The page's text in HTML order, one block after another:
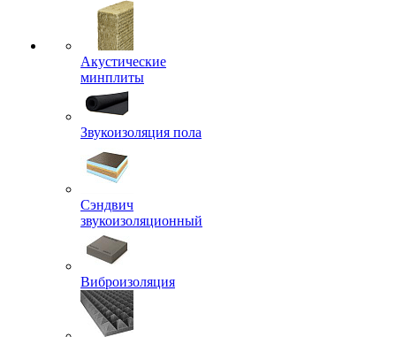
Акустические
минплиты
Звукоизоляция пола
Сэндвич
звукоизоляционный
Виброизоляция